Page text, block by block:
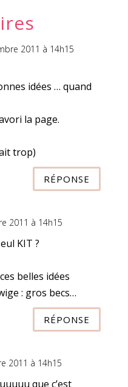
2011 à 14h15
idées … quand
la page.
trop)
RÉPONSE
2011 à 14h15
KIT ?
belles idées
: gros becs…
RÉPONSE
2011 à 14h15
que c’est